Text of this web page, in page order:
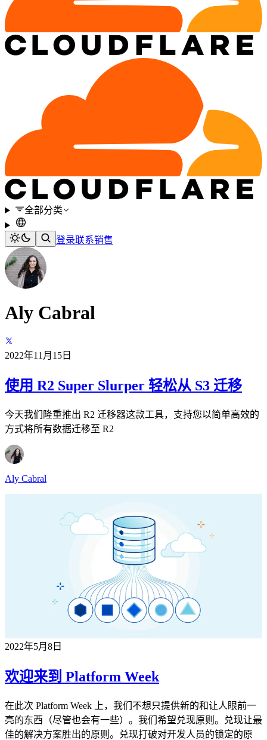
全部分类
登录联系销售
Aly Cabral
2022年11月15日
使用 R2 Super Slurper 轻松从 S3 迁移
今天我们隆重推出 R2 迁移器这款工具，支持您以简单高效的
方式将所有数据迁移至 R2
Aly Cabral
2022年5月8日
欢迎来到 Platform Week
在此次 Platform Week 上，我们不想只提供新的和让人眼前一
亮的东西（尽管也会有一些）。我们希望兑现原则。兑现让最
佳的解决方案胜出的原则。兑现打破对开发人员的锁定的原